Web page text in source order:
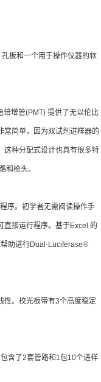
板和一个用于操作仪器的软
增管(PMT) 提供了无以伦比
常简单，因为双试剂进样器的
这种分配式设计也具有很多特
和枪头。
序。初学者无需阅读操作手
直接运行程序。基于Excel 的
助进行Dual-Luciferase®
性。校光板带有3个高度稳定
含了2套管路和1包10个进样